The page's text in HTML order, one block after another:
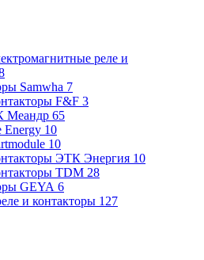
реле и
Samwha 7
F&F 3
Меандр 65
Energy 10
10
ЭТК Энергия 10
TDM 28
GEYA 6
и контакторы 127